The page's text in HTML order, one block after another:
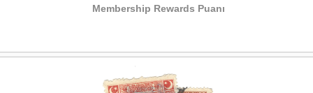
Membership Rewards Puanı